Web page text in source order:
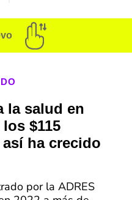
la salud en
$115
ha crecido
por la ADRES